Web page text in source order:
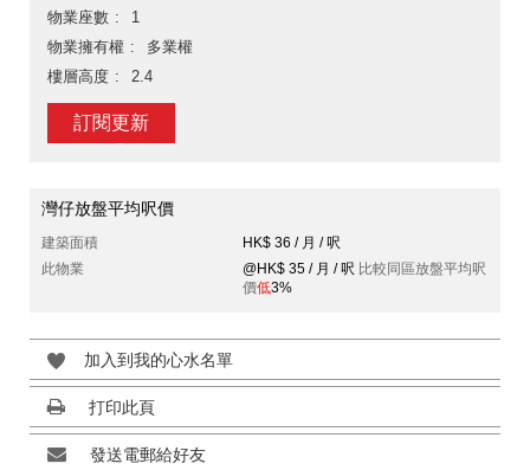
物業座數
1
物業擁有權
多業權
樓層高度
2.4
訂閱更新
灣仔放盤平均呎價
建築面積
HK$ 36 / 月 / 呎
此物業
@HK$ 35 / 月 / 呎 比較同區放盤平均呎
價低3%
加入到我的心水名單
打印此頁
發送電郵給好友